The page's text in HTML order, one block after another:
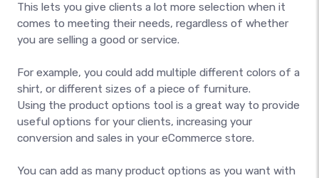
This lets you give clients a lot more selection when it
comes to meeting their needs, regardless of whether
you are selling a good or service.
For example, you could add multiple different colors of a
shirt, or different sizes of a piece of furniture.
Using the product options tool is a great way to provide
useful options for your clients, increasing your
conversion and sales in your eCommerce store.
You can add as many product options as you want with